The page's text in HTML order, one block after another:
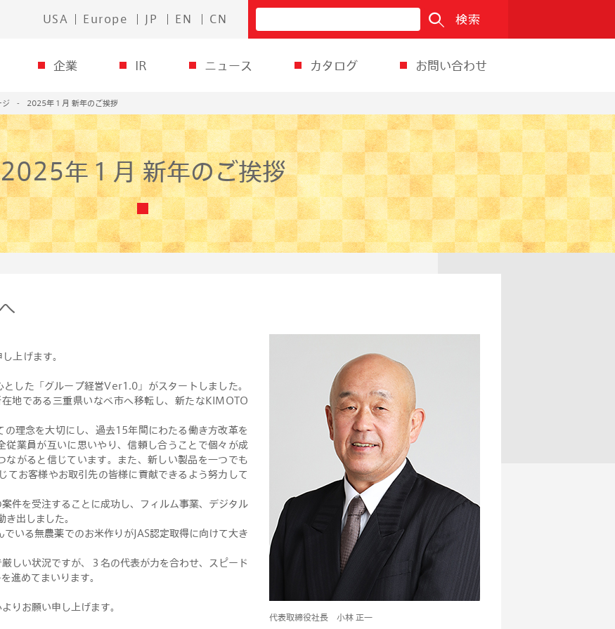
USA Europe JP EN CN 検索
企業 IR ニュース カタログ お問い合わせ
2025年１月 新年のご挨拶
2025年１月 新年のご挨拶
代表取締役社長 小林 正一
上げます。
した「グループ経営Ver1.0」がスタートしました。
地である三重県いなべ市へ移転し、新たなKIMOTO
理念を大切にし、過去15年間にわたる働き方改革を
業員が互いに思いやり、信頼し合うことで個々が成
がると信じています。また、新しい製品を一つでも
お客様やお取引先の皆様に貢献できるよう努力して
件を受注することに成功し、フィルム事業、デジタル
出しました。
いる無農薬でのお米作りがJAS認定取得に向けて大き
しい状況ですが、３名の代表が力を合わせ、スピード
進めてまいります。
りお願い申し上げます。